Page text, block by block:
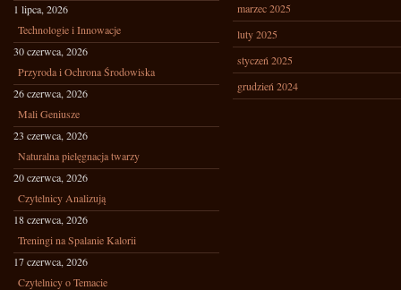
1 lipca, 2026
Technologie i Innowacje
30 czerwca, 2026
Przyroda i Ochrona Środowiska
26 czerwca, 2026
Mali Geniusze
23 czerwca, 2026
Naturalna pielęgnacja twarzy
20 czerwca, 2026
Czytelnicy Analizują
18 czerwca, 2026
Treningi na Spalanie Kalorii
17 czerwca, 2026
Czytelnicy o Temacie
marzec 2025
luty 2025
styczeń 2025
grudzień 2024